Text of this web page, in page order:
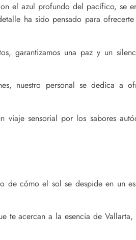
el azul profundo del pacífico, se
ha sido pensado para
garantizamos una paz y un
nuestro personal se dedica a
viaje sensorial por los sabores
de cómo el sol se despide en un
te acercan a la esencia de